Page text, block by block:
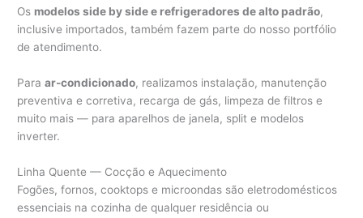
Os modelos side by side e refrigeradores de alto padrão,
inclusive importados, também fazem parte do nosso portfólio
de atendimento.
Paraar-condicionado, realizamos instalação, manutenção
preventiva e corretiva, recarga de gás, limpeza de filtros e
muito mais — para aparelhos de janela, split e modelos
inverter.
Linha Quente — Cocção e Aquecimento
Fogões, fornos, cooktops e microondas são eletrodomésticos
essenciais na cozinha de qualquer residência ou